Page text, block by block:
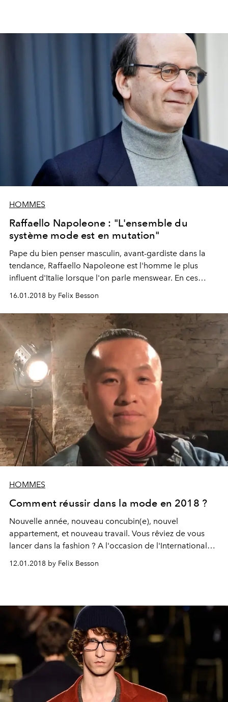
HOMMES
Raffaello Napoleone : "L'ensemble du
système mode est en mutation"
Pape du bien penser masculin, avant-gardiste dans la
tendance, Raffaello Napoleone est l'homme le plus
influent d'Italie lorsque l'on parle menswear. En ces
Uomo nous décode le profond changement que subit le
mercato mode.
16.01.2018 by Felix Besson
HOMMES
Comment réussir dans la mode en 2018 ?
Nouvelle année, nouveau concubin(e), nouvel
appartement, et nouveau travail. Vous rêviez de vous
lancer dans la fashion ? A l'occasion de l'International
Phillip Lim et Matthew Miller - le gagnant du prix
janvier prochain.
12.01.2018 by Felix Besson